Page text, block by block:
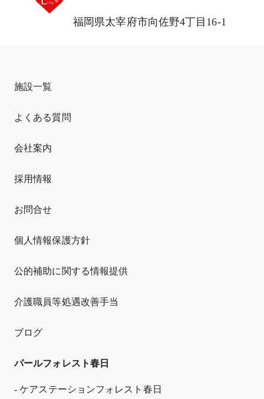
福岡県太宰府市向佐野4丁目16-1
施設一覧
よくある質問
会社案内
採用情報
お問合せ
個人情報保護方針
公的補助に関する情報提供
介護職員等処遇改善手当
ブログ
パールフォレスト春日
- ケアステーションフォレスト春日